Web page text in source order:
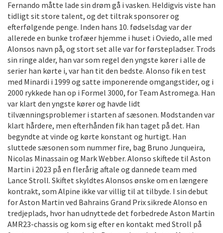
Fernando måtte lade sin drøm gå i vasken. Heldigvis viste han
tidligt sit store talent, og det tiltrak sponsorer og
efterfølgende penge. Inden hans 10. fødselsdag var der
allerede en bunke trofæer hjemme i huset i Oviedo, alle med
Alonsos navn på, og stort set alle var for førstepladser. Trods
sin ringe alder, han var som regel den yngste kører i alle de
serier han kørte i, var han tit den bedste. Alonso fik en test
med Minardi i 1999 og satte imponerende omgangstider, og i
2000 rykkede han op i Formel 3000, for Team Astromega. Han
var klart den yngste kører og havde lidt
tilvænningsproblemer i starten af sæsonen. Modstanden var
klart hårdere, men efterhånden fik han taget på det. Han
begyndte at vinde og kørte konstant og hurtigt. Han
sluttede sæsonen som nummer fire, bag Bruno Junqueira,
Nicolas Minassain og Mark Webber. Alonso skiftede til Aston
Martin i 2023 på en flerårig aftale og dannede team med
Lance Stroll. Skiftet skyldtes Alonsos ønske om en længere
kontrakt, som Alpine ikke var villig til at tilbyde. I sin debut
for Aston Martin ved Bahrains Grand Prix sikrede Alonso en
tredjeplads, hvor han udnyttede det forbedrede Aston Martin
AMR23-chassis og kom sig efter en kontakt med Stroll på